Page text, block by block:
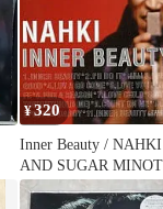
¥320
Inner Beauty / NAHKI
AND SUGAR
(CD)